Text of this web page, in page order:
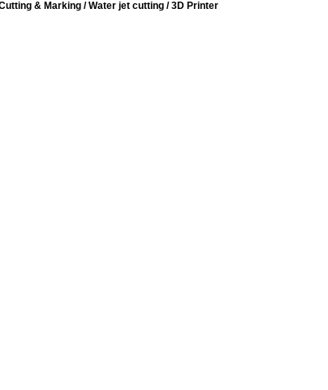
& Marking / Water jet cutting / 3D Printer